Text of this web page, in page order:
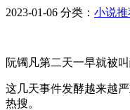
2023-01-06 分类： 小说推
阮镯凡第二天一早就被叫
这几天事件发酵越来越
热搜。